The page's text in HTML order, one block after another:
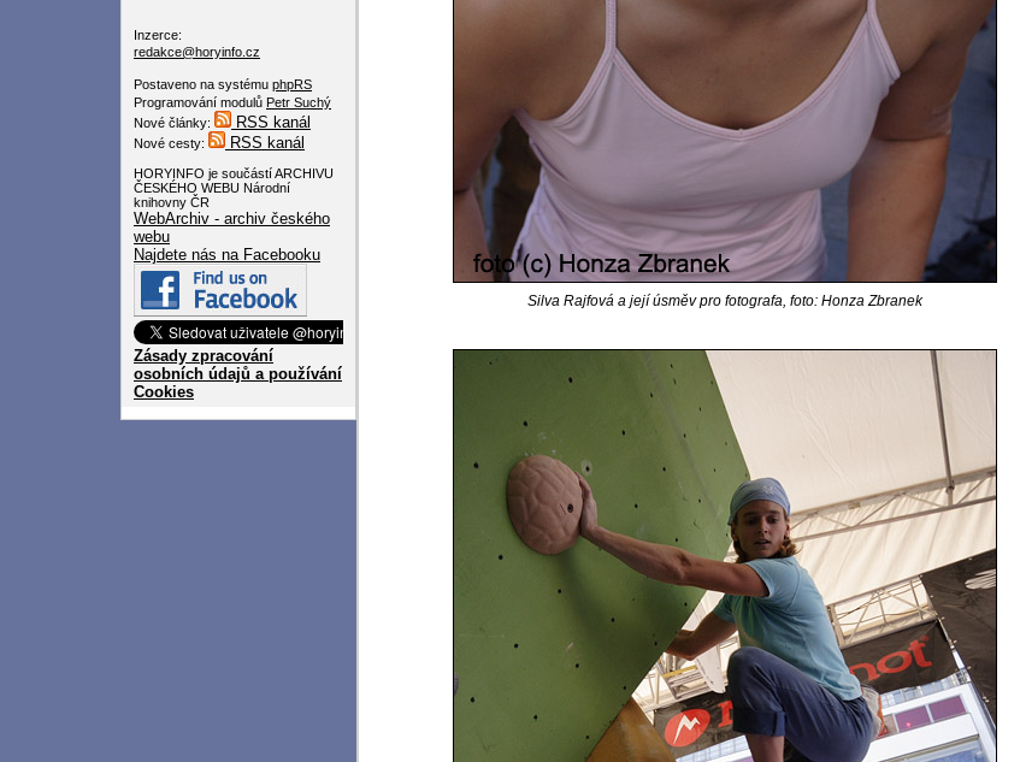
Inzerce:
redakce@horyinfo.cz
Postaveno na systému phpRS
Programování modulů Petr Suchý
Nové články:
RSS kanál
Nové cesty: RSS kanál
HORYINFO je součástí ARCHIVU
ČESKÉHO WEBU Národní
knihovny ČR
WebArchiv - archiv českého
webu
Najdete nás na Facebooku
Zásady zpracování
osobních údajů a používání
Cookies
Silva Rajfová a její úsměv pro fotografa, foto: Honza Zbranek